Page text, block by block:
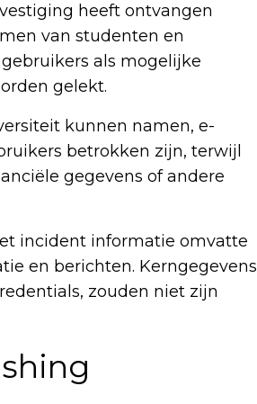
heeft ontvangen
van studenten en
als mogelijke
gelekt.
kunnen namen, e-
betrokken zijn, terwijl
gegevens of andere
incident informatie omvatte
en berichten. Kerngegevens
zouden niet zijn